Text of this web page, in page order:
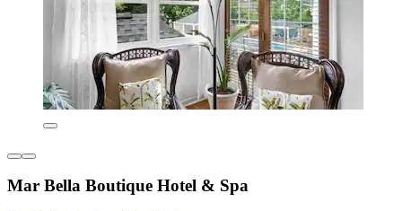
Mar Bella Boutique Hotel & Spa